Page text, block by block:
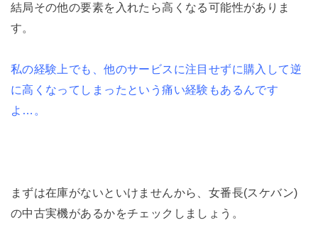
結局その他の要素を入れたら高くなる可能性がありま
す。
私の経験上でも、他のサービスに注目せずに購入して逆
に高くなってしまったという痛い経験もあるんです
よ…。
まずは在庫がないといけませんから、女番長(スケバン)
の中古実機があるかをチェックしましょう。